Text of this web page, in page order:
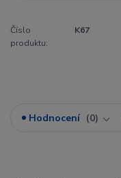
Číslo
produktu:
K67
Hodnocení 0